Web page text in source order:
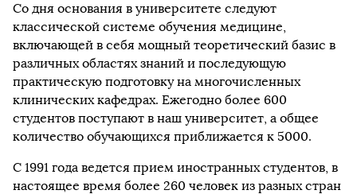
Со дня основания в университете следуют
классической системе обучения медицине,
включающей в себя мощный теоретический базис в
различных областях знаний и последующую
практическую подготовку на многочисленных
клинических кафедрах. Ежегодно более 600
студентов поступают в наш университет, а общее
количество обучающихся приближается к 5000.
С 1991 года ведется прием иностранных студентов, в
настоящее время более 260 человек из разных стран